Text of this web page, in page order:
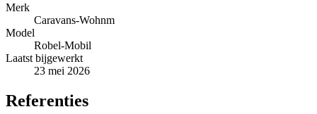
Merk
Caravans-Wohnm
Model
Robel-Mobil
Laatst bijgewerkt
23 mei 2026
Referenties